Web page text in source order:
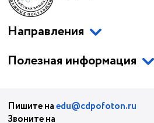
Направления
Полезная информация
Пишите наedu@cdpofoton.ru
Звоните на